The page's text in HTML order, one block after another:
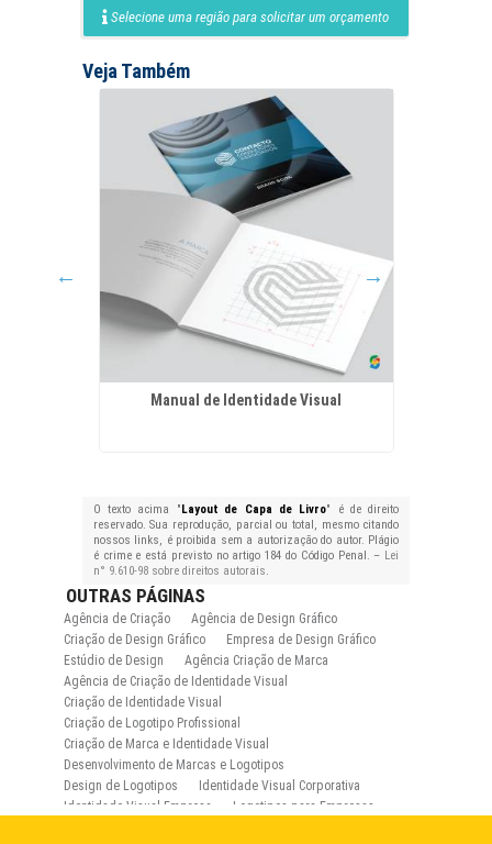
Selecione uma região para solicitar um orçamento
Veja Também
Manual de Identidade Visual
O texto acima " Layout de Capa de Livro" é de direito
reservado. Sua reprodução, parcial ou total, mesmo citando
nossos links, é proibida sem a autorização do autor. Plágio
é crime e está previsto no artigo 184 do Código Penal. – Lei
n° 9.610-98 sobre direitos autorais.
OUTRAS PÁGINAS
Agência de Criação
Agência de Design Gráfico
Criação de Design Gráfico
Empresa de Design Gráfico
Estúdio de Design
Agência Criação de Marca
Agência de Criação de Identidade Visual
Criação de Identidade Visual
Criação de Logotipo Profissional
Criação de Marca e Identidade Visual
Desenvolvimento de Marcas e Logotipos
Design de Logotipos
Identidade Visual Corporativa
Identidade Visual Empresa
Logotipos para Empresas